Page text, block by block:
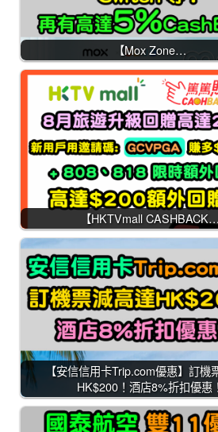
【Mox Zone…
【HKTVmall CASHBACK…
【安信信用卡Trip.com優惠】訂機
HK$200！酒店8%折扣優惠！